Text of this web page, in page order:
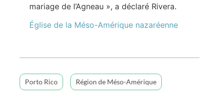
mariage de l’Agneau », a déclaré Rivera.
Église de la Méso-Amérique nazaréenne
Porto Rico Région de Méso-Amérique